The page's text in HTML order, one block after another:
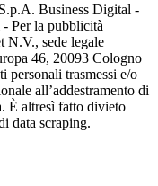
Business Digital -
Per la pubblicità
N.V., sede legale
46, 20093 Cologno
personali trasmessi e/o
all’addestramento di
È altresì fatto divieto
data scraping.